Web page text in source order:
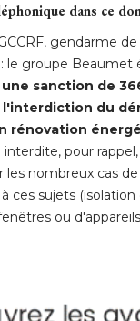
dans ce
gendarme
le groupe Beaumet
une sanction de
du
rénovation
pour
les nombreux cas
ces sujets
ou